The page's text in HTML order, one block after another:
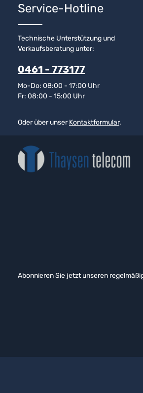
Service-Hotline
Technische Unterstützung und
Verkaufsberatung unter:
0461 - 773177
Mo-Do: 08:00 - 17:00 Uhr
Fr: 08:00 - 15:00 Uhr
Oder über unserKontaktformular.
Abonnieren Sie jetzt unseren